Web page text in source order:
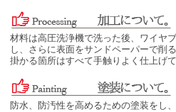
材料は高圧洗浄機で洗った後、ワイヤ
し、さらに表面をサンドペーパーで削
掛かる箇所はすべて手触りよく仕上げて
防水、防汚性を高めるための塗装をし